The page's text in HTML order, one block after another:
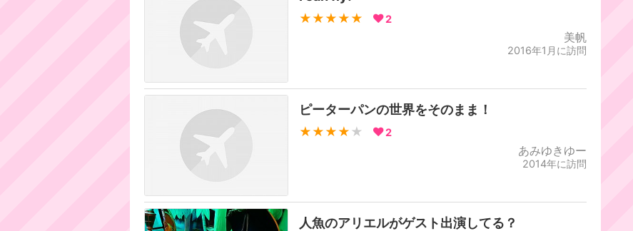
★★★★★ 2
美帆
2016年1月に訪問
ピーターパンの世界をそのまま！
★★★★ ★ 2
あみゆきゆー
2014年に訪問
人魚のアリエルがゲスト出演してる？